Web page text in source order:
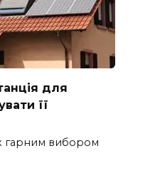
для
її
гарним вибором